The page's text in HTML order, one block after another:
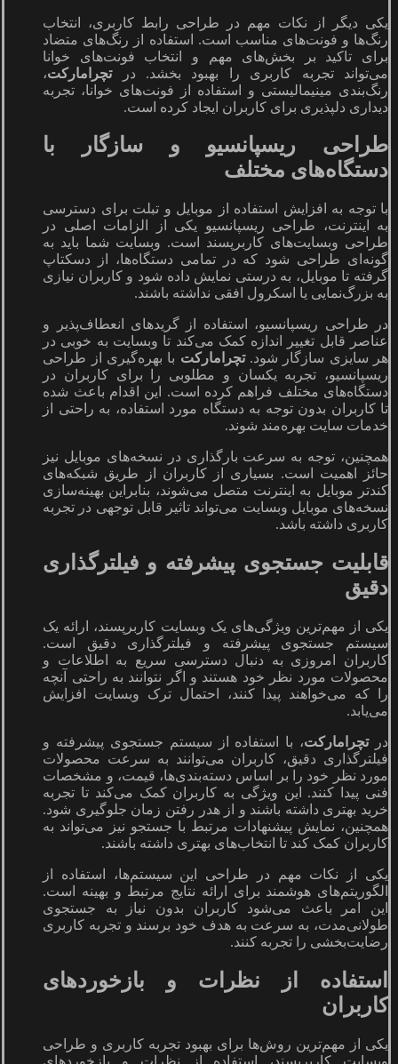
یکی دیگر از نکات مهم در طراحی رابط کاربری، انتخاب
رنگ‌ها و فونت‌های مناسب است. استفاده از رنگ‌های متضاد
برای تاکید بر بخش‌های مهم و انتخاب فونت‌های خوانا
می‌تواند تجربه کاربری را بهبود بخشد. درتچرامارکت،
رنگ‌بندی مینیمالیستی و استفاده از فونت‌های خوانا، تجربه
دیداری دلپذیری برای کاربران ایجاد کرده است.
طراحی ریسپانسیو و سازگار با
دستگاه‌های مختلف
با توجه به افزایش استفاده از موبایل و تبلت برای دسترسی
به اینترنت، طراحی ریسپانسیو یکی از الزامات اصلی در
طراحی وبسایت‌های کاربرپسند است. وبسایت شما باید به
گونه‌ای طراحی شود که در تمامی دستگاه‌ها، از دسکتاپ
گرفته تا موبایل، به درستی نمایش داده شود و کاربران نیازی
به بزرگ‌نمایی یا اسکرول افقی نداشته باشند.
در طراحی ریسپانسیو، استفاده از گریدهای انعطاف‌پذیر و
عناصر قابل تغییر اندازه کمک می‌کند تا وبسایت به خوبی در
هر سایزی سازگار شود.تچرامارکت با بهره‌گیری از طراحی
ریسپانسیو، تجربه یکسان و مطلوبی را برای کاربران در
دستگاه‌های مختلف فراهم کرده است. این اقدام باعث شده
تا کاربران بدون توجه به دستگاه مورد استفاده، به راحتی از
خدمات سایت بهره‌مند شوند.
همچنین، توجه به سرعت بارگذاری در نسخه‌های موبایل نیز
حائز اهمیت است. بسیاری از کاربران از طریق شبکه‌های
کندتر موبایل به اینترنت متصل می‌شوند، بنابراین بهینه‌سازی
نسخه‌های موبایل وبسایت می‌تواند تاثیر قابل توجهی در تجربه
کاربری داشته باشد.
قابلیت جستجوی پیشرفته و فیلترگذاری
دقیق
یکی از مهم‌ترین ویژگی‌های یک وبسایت کاربرپسند، ارائه یک
سیستم جستجوی پیشرفته و فیلترگذاری دقیق است.
کاربران امروزی به دنبال دسترسی سریع به اطلاعات و
محصولات مورد نظر خود هستند و اگر نتوانند به راحتی آنچه
را که می‌خواهند پیدا کنند، احتمال ترک وبسایت افزایش
می‌یابد.
درتچرامارکت، با استفاده از سیستم جستجوی پیشرفته و
فیلترگذاری دقیق، کاربران می‌توانند به سرعت محصولات
مورد نظر خود را بر اساس دسته‌بندی‌ها، قیمت، و مشخصات
فنی پیدا کنند. این ویژگی به کاربران کمک می‌کند تا تجربه
خرید بهتری داشته باشند و از هدر رفتن زمان جلوگیری شود.
همچنین، نمایش پیشنهادات مرتبط با جستجو نیز می‌تواند به
کاربران کمک کند تا انتخاب‌های بهتری داشته باشند.
یکی از نکات مهم در طراحی این سیستم‌ها، استفاده از
الگوریتم‌های هوشمند برای ارائه نتایج مرتبط و بهینه است.
این امر باعث می‌شود کاربران بدون نیاز به جستجوی
طولانی‌مدت، به سرعت به هدف خود برسند و تجربه کاربری
رضایت‌بخشی را تجربه کنند.
استفاده از نظرات و بازخوردهای
کاربران
یکی از مهم‌ترین روش‌ها برای بهبود تجربه کاربری و طراحی
وبسایت کاربرپسند، استفاده از نظرات و بازخوردهای